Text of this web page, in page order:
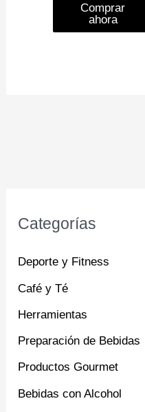
Categorías
Deporte y Fitness
Café y Té
Herramientas
Preparación de Bebidas
Productos Gourmet
Bebidas con Alcohol
Comprar
ahora